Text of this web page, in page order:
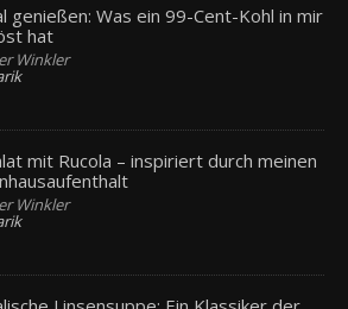
genießen: Was ein 99-Cent-Kohl in mir
hat
Winkler
mit Rucola – inspiriert durch meinen
Winkler